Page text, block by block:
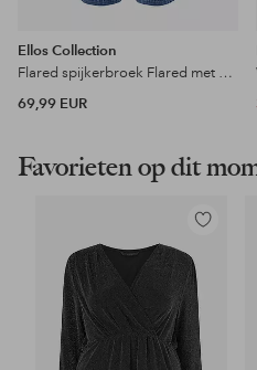
Ellos Collection
Flared spijkerbroek Flared met een hoge taille
69,99 EUR
Favorieten op dit
Toevoegen
aan
favorieten